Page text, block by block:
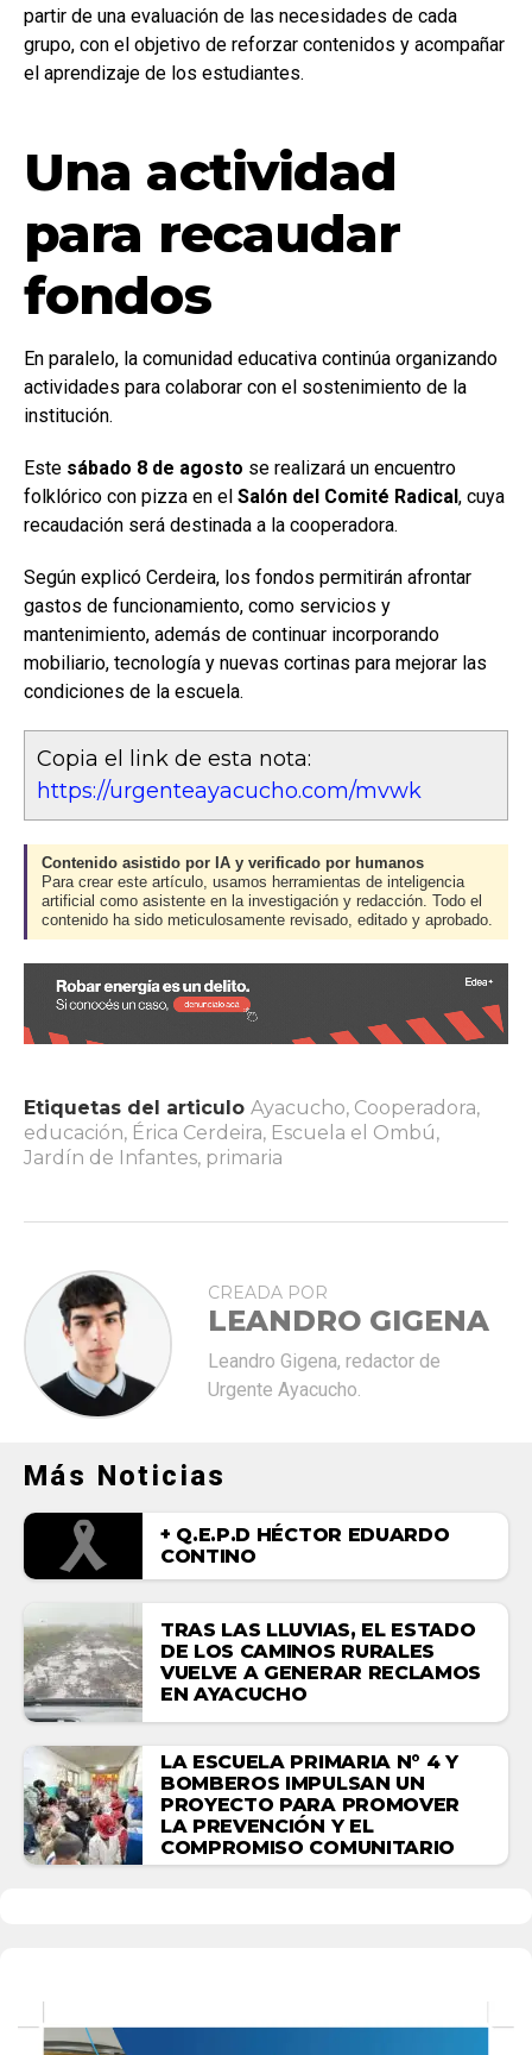
partir de una evaluación de las necesidades de cada
grupo, con el objetivo de reforzar contenidos y acompañar
el aprendizaje de los estudiantes.
Una actividad
para recaudar
fondos
En paralelo, la comunidad educativa continúa organizando
actividades para colaborar con el sostenimiento de la
institución.
Este sábado 8 de agosto se realizará un encuentro
folklórico con pizza en el Salón del Comité Radical, cuya
recaudación será destinada a la cooperadora.
Según explicó Cerdeira, los fondos permitirán afrontar
gastos de funcionamiento, como servicios y
mantenimiento, además de continuar incorporando
mobiliario, tecnología y nuevas cortinas para mejorar las
condiciones de la escuela.
Copia el link de esta nota:
https://urgenteayacucho.com/mvwk
Contenido asistido por IA y verificado por humanos
Para crear este artículo, usamos herramientas de inteligencia
artificial como asistente en la investigación y redacción. Todo el
contenido ha sido meticulosamente revisado, editado y aprobado.
Etiquetas del articulo Ayacucho, Cooperadora,
educación, Érica Cerdeira, Escuela el Ombú,
Jardín de Infantes, primaria
CREADA POR
LEANDRO GIGENA
Leandro Gigena, redactor de
Urgente Ayacucho.
Más Noticias
+ Q.E.P.D HÉCTOR EDUARDO
CONTINO
TRAS LAS LLUVIAS, EL ESTADO
DE LOS CAMINOS RURALES
VUELVE A GENERAR RECLAMOS
EN AYACUCHO
LA ESCUELA PRIMARIA N° 4 Y
BOMBEROS IMPULSAN UN
PROYECTO PARA PROMOVER
LA PREVENCIÓN Y EL
COMPROMISO COMUNITARIO